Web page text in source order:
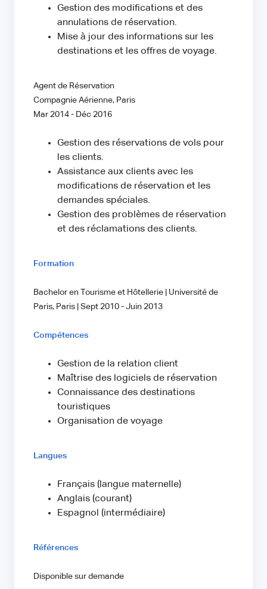
Gestion des modifications et des
annulations de réservation.
Mise à jour des informations sur les
destinations et les offres de voyage.
Agent de Réservation
Compagnie Aérienne, Paris
Mar 2014 - Déc 2016
Gestion des réservations de vols pour
les clients.
Assistance aux clients avec les
modifications de réservation et les
demandes spéciales.
Gestion des problèmes de réservation
et des réclamations des clients.
Formation
Bachelor en Tourisme et Hôtellerie | Université de
Paris, Paris | Sept 2010 - Juin 2013
Compétences
Gestion de la relation client
Maîtrise des logiciels de réservation
Connaissance des destinations
touristiques
Organisation de voyage
Langues
Français (langue maternelle)
Anglais (courant)
Espagnol (intermédiaire)
Références
Disponible sur demande